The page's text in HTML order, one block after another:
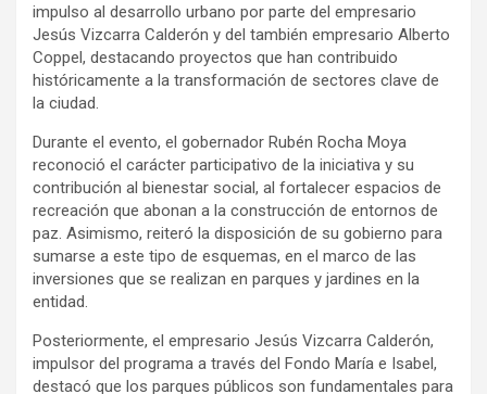
impulso al desarrollo urbano por parte del empresario
Jesús Vizcarra Calderón y del también empresario Alberto
Coppel, destacando proyectos que han contribuido
históricamente a la transformación de sectores clave de
la ciudad.
Durante el evento, el gobernador Rubén Rocha Moya
reconoció el carácter participativo de la iniciativa y su
contribución al bienestar social, al fortalecer espacios de
recreación que abonan a la construcción de entornos de
paz. Asimismo, reiteró la disposición de su gobierno para
sumarse a este tipo de esquemas, en el marco de las
inversiones que se realizan en parques y jardines en la
entidad.
Posteriormente, el empresario Jesús Vizcarra Calderón,
impulsor del programa a través del Fondo María e Isabel,
destacó que los parques públicos son fundamentales para